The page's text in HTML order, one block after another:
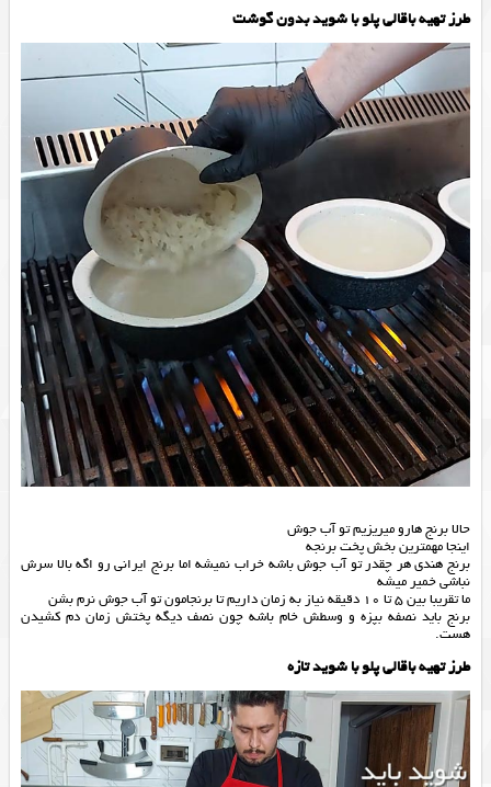
طرز تهیه باقالی پلو با شوید بدون گوشت
حالا برنج هارو میریزیم تو آب جوش
اینجا مهمترین بخش پخت برنجه
برنج هندی هر چقدر تو آب جوش باشه خراب نمیشه اما برنج ایرانی رو اگه بالا سرش
نباشی خمیر میشه
ما تقریبا بین 5 تا 10 دقیقه نیاز به زمان داریم تا برنجامون تو آب جوش نرم بشن
برنج باید نصفه بپزه و وسطش خام باشه چون نصف دیگه پختش زمان دم کشیدن
هست.
طرز تهیه باقالی پلو با شوید تازه